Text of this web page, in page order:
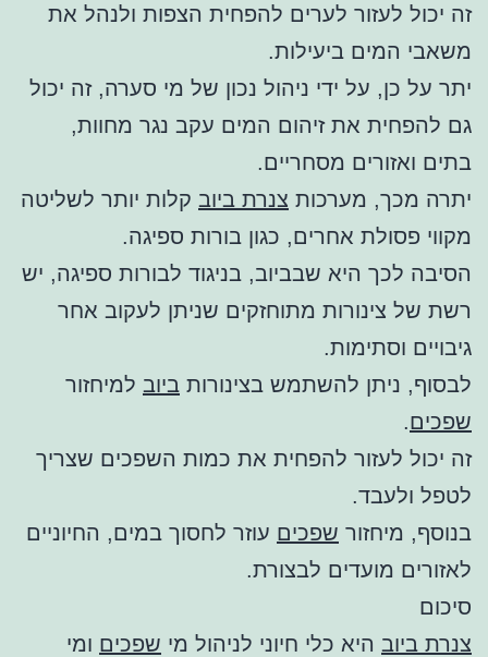
זה יכול לעזור לערים להפחית הצפות ולנהל את
משאבי המים ביעילות.
יתר על כן, על ידי ניהול נכון של מי סערה, זה יכול
גם להפחית את זיהום המים עקב נגר מחוות,
בתים ואזורים מסחריים.
יתרה מכך, מערכות צנרת ביוב קלות יותר לשליטה
מקווי פסולת אחרים, כגון בורות ספיגה.
הסיבה לכך היא שבביוב, בניגוד לבורות ספיגה, יש
רשת של צינורות מתוחזקים שניתן לעקוב אחר
גיבויים וסתימות.
לבסוף, ניתן להשתמש בצינורות ביוב למיחזור
שפכים.
זה יכול לעזור להפחית את כמות השפכים שצריך
לטפל ולעבד.
בנוסף, מיחזור שפכים עוזר לחסוך במים, החיוניים
לאזורים מועדים לבצורת.
סיכום
צנרת ביוב היא כלי חיוני לניהול מי שפכים ומי